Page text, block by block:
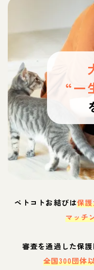
“一
ペトコトお結びは保
マッチ
審査を通過した保
全国300団体